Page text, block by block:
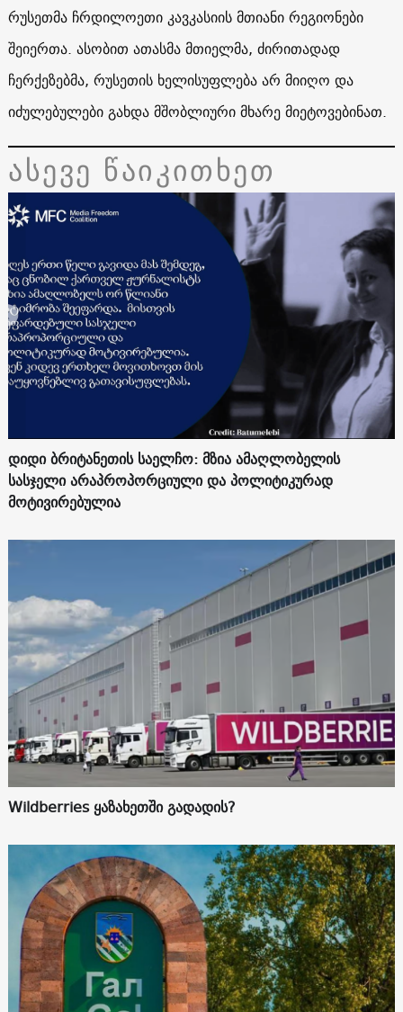
რუსეთმა ჩრდილოეთი კავკასიის მთიანი რეგიონები
შეიერთა. ასობით ათასმა მთიელმა, ძირითადად
ჩერქეზებმა, რუსეთის ხელისუფლება არ მიიღო და
იძულებულები გახდა მშობლიური მხარე მიეტოვებინათ.
ასევე წაიკითხეთ
დიდი ბრიტანეთის საელჩო: მზია ამაღლობელის
სასჯელი არაპროპორციული და პოლიტიკურად
მოტივირებულია
Wildberries ყაზახეთში გადადის?